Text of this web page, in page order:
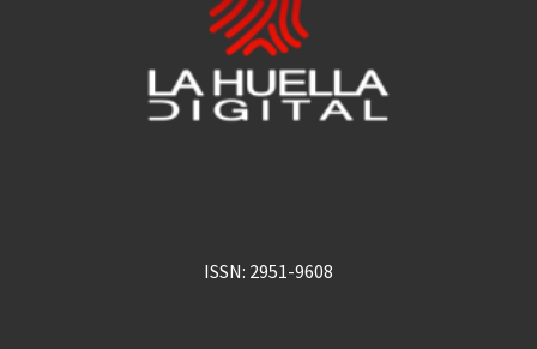
ISSN: 2951-9608